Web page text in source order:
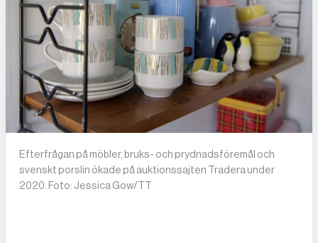
Efterfrågan på möbler, bruks- och prydnadsföremål och
svenskt porslin ökade på auktionssajten Tradera under
2020. Foto: Jessica Gow/TT